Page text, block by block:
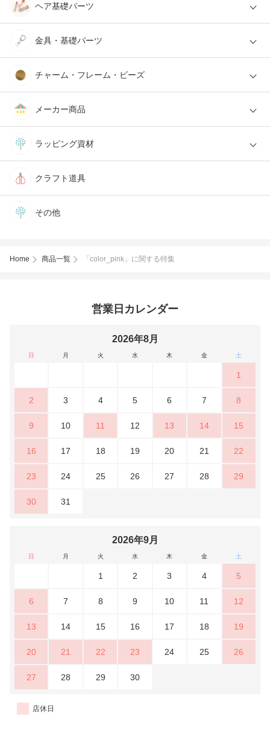
ヘア基礎パーツ
金具・基礎パーツ
チャーム・フレーム・ビーズ
メーカー商品
ラッピング資材
クラフト道具
その他
Home 商品一覧 「color_pink」に関する特集
営業日カレンダー
2026年8月
日 月 火 水 木 金 土
1
2 3 4 5 6 7 8
9 10 11 12 13 14 15
16 17 18 19 20 21 22
23 24 25 26 27 28 29
30 31
2026年9月
日 月 火 水 木 金 土
1 2 3 4 5
6 7 8 9 10 11 12
13 14 15 16 17 18 19
20 21 22 23 24 25 26
27 28 29 30
店休日